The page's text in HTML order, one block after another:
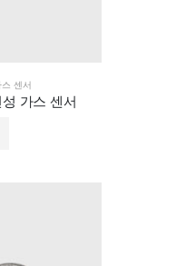
센서
가스 센서